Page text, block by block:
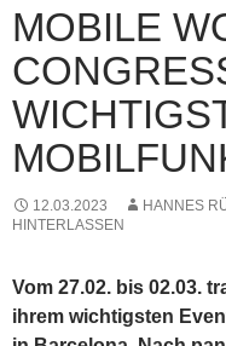
MOBILE
12.03.2023 HANNES
HINTERLASSEN
Vom 27.02. bis 02.03.
ihrem wichtigsten